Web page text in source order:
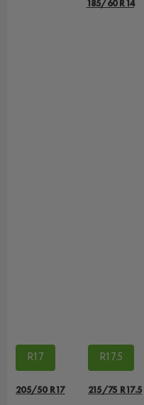
185/60 R14
R17
205/50 R17
R17.5
215/75 R17.5